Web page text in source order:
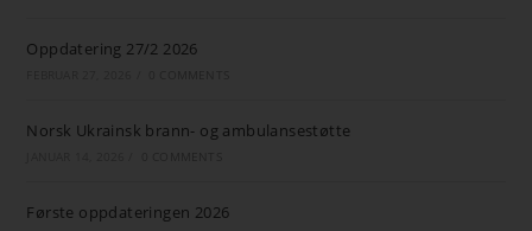
Oppdatering 27/2 2026
Norsk Ukrainsk brann- og ambulansestøtte
Første oppdateringen 2026